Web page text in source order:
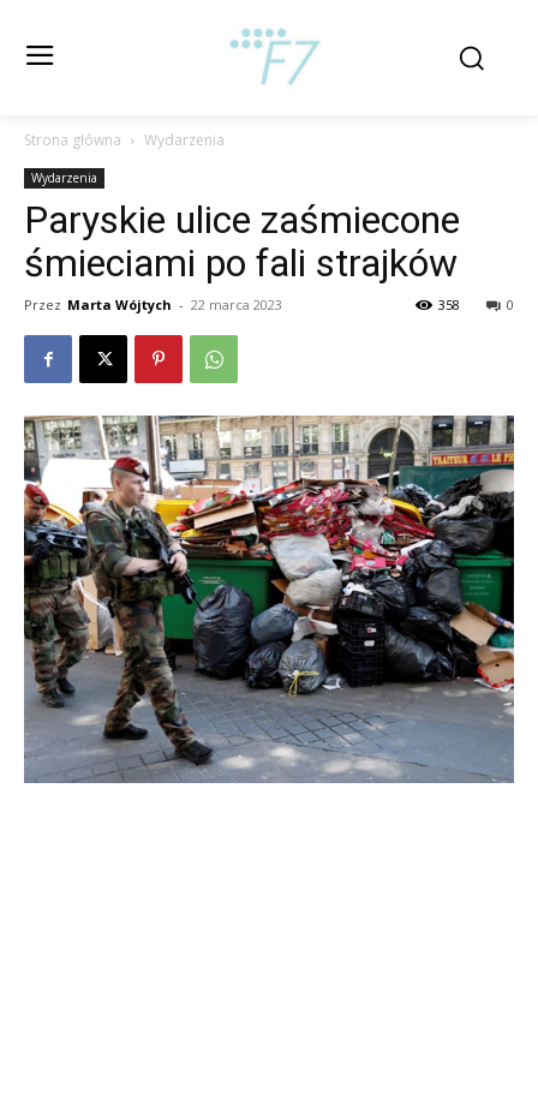
Strona główna Wydarzenia
Wydarzenia
Paryskie ulice zaśmiecone
śmieciami po fali strajków
Przez Marta Wójtych - 22 marca 2023 0
358